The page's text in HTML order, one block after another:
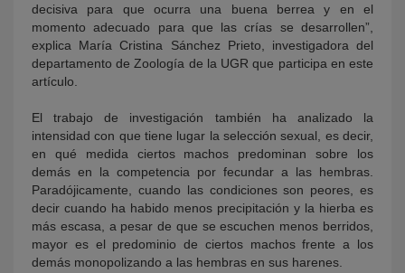
decisiva para que ocurra una buena berrea y en el
momento adecuado para que las crías se desarrollen”,
explica María Cristina Sánchez Prieto, investigadora del
departamento de Zoología de la UGR que participa en este
artículo.
El trabajo de investigación también ha analizado la
intensidad con que tiene lugar la selección sexual, es decir,
en qué medida ciertos machos predominan sobre los
demás en la competencia por fecundar a las hembras.
Paradójicamente, cuando las condiciones son peores, es
decir cuando ha habido menos precipitación y la hierba es
más escasa, a pesar de que se escuchen menos berridos,
mayor es el predominio de ciertos machos frente a los
demás monopolizando a las hembras en sus harenes.